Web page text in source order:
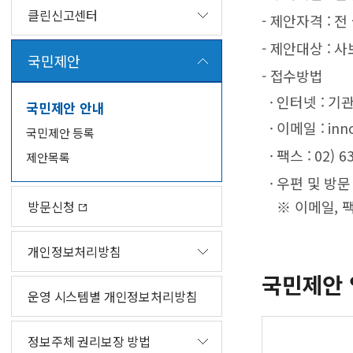
클린신고센터
국민제안
국민제안 안내
국민제안 등록
제안목록
방문신청
개인정보처리방침
운영 시스템별 개인정보처리방침
정보주체 권리보장 방법
- 제안자격 : 전
- 제안대상 : 사
- 접수방법
· 인터넷 : 기
· 이메일 :
· 팩스 : 02)
· 우편 및 방
※ 이메일, 팩
국민제안